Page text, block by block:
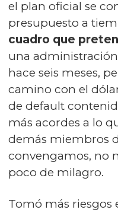
el plan oficial se
presupuesto a
cuadro que
una
hace seis meses,
camino con el
de default
más acordes a lo
demás miembros
convengamos, no
poco de milagro.
Tomó más riesgos